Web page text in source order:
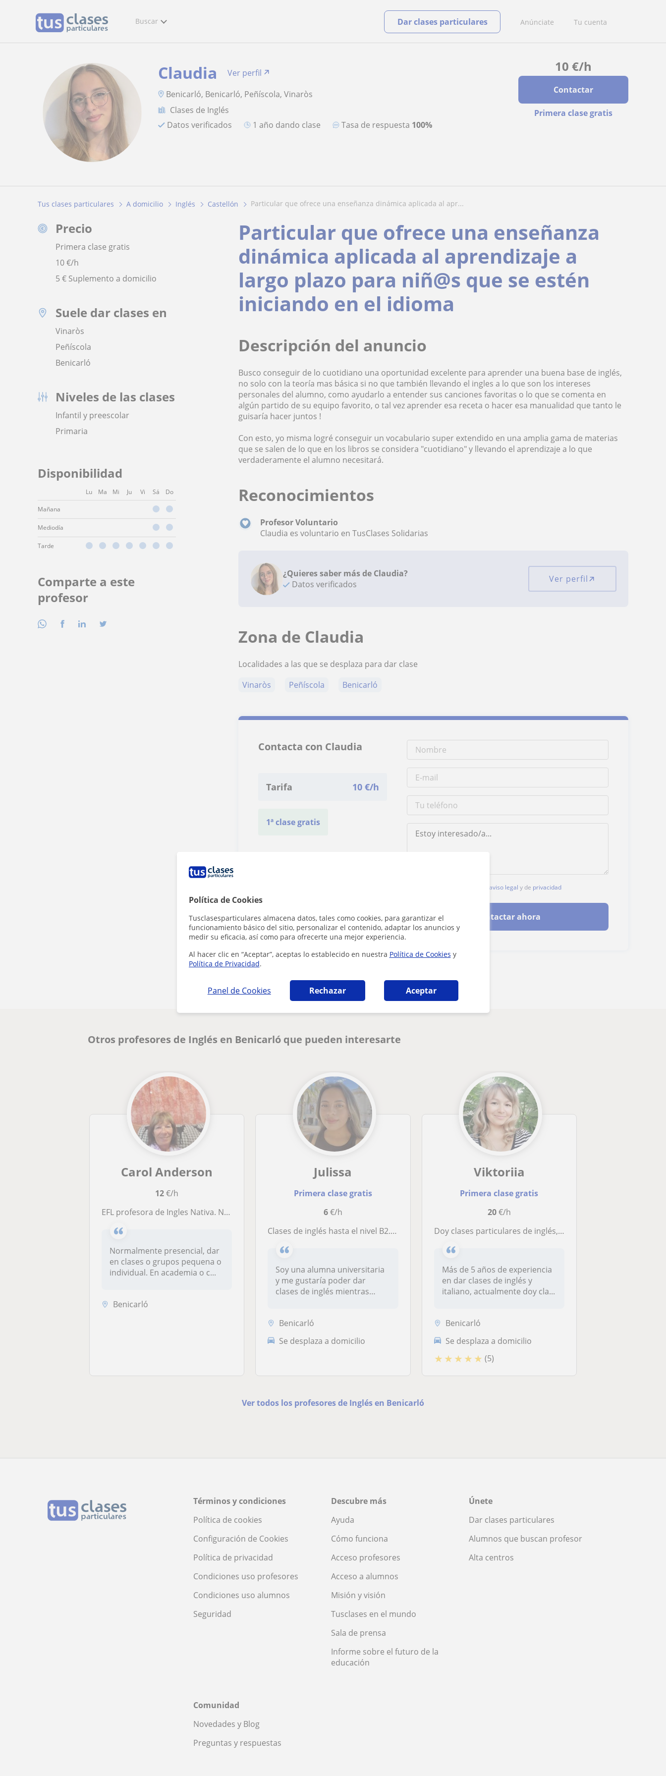
Política de Cookies
Tusclasesparticulares almacena datos, tales como cookies, para garantizar el
funcionamiento básico del sitio, personalizar el contenido, adaptar los anuncios y
medir su eficacia, así como para ofrecerte una mejor experiencia.
Al hacer clic en “Aceptar”, aceptas lo establecido en nuestra Política de Cookies y
Política de Privacidad.
Panel de Cookies Rechazar Aceptar
Buscar Anúnciate Tu cuenta
Dar clases particulares
10 €/h
Contactar
Primera clase gratis
Claudia
Ver perfil
Benicarló, Benicarló, Peñíscola, Vinaròs
Clases de Inglés
Datos verificados
1 año dando clase Tasa de respuesta 100%
Tus clases particulares A domicilio Inglés Castellón particular que ofrece una enseñanza dinámica aplicada al apr...
Precio
Primera clase gratis
10€/h
5 € Suplemento a domicilio
Suele dar clases en
Vinaròs
Peñíscola
Benicarló
Niveles de las clases
Infantil y preescolar
Primaria
Disponibilidad
Lu Ma Mi Ju Vi Sá Do
Mañana
Mediodía
Tarde
Comparte a este
profesor
Particular que ofrece una enseñanza
dinámica aplicada al aprendizaje a
largo plazo para niñ@s que se estén
iniciando en el idioma
Descripción del anuncio
Busco conseguir de lo cuotidiano una oportunidad excelente para aprender una buena base de inglés,
no solo con la teoría mas básica si no que también llevando el ingles a lo que son los intereses
personales del alumno, como ayudarlo a entender sus canciones favoritas o lo que se comenta en
algún partido de su equipo favorito, o tal vez aprender esa receta o hacer esa manualidad que tanto le
guisaría hacer juntos !
Con esto, yo misma logré conseguir un vocabulario super extendido en una amplia gama de materias
que se salen de lo que en los libros se considera "cuotidiano" y llevando el aprendizaje a lo que
verdaderamente el alumno necesitará.
Reconocimientos
Profesor Voluntario
Claudia es voluntario en TusClases Solidarias
¿Quieres saber más de Claudia?
Datos verificados
Ver perfil
Zona de Claudia
Localidades a las que se desplaza para dar clase
Vinaròs
Peñíscola Benicarló
Contacta con Claudia
Tarifa 10 €/h
1ª clase gratis
aviso legal y de privacidad
Contactar ahora
¿Hay algún error en este perfil?
Otros profesores de Inglés en Benicarló que pueden interesarte
Carol Anderson
12€/h
EFL profesora de Ingles Nativa. Nivels A2 + C1 y conversation. Cambridge examenes experiencia y mas qué 12 anos experiencia de enseñanza. Calificado y profesional. Benicarló o áreas circundantes, pero se reubicará para un puesto permanente
Normalmente presencial, dar
en clases o grupos pequena o
individual. En academia o c...
Benicarló
Julissa
Primera clase gratis
6€/h
Clases de inglés hasta el nivel B2. (Preescolar, primaria y ESO)
Soy una alumna universitaria
y me gustaría poder dar
clases de inglés mientras
Benicarló
Se desplaza a domicilio
Viktoriia
Primera clase gratis
20€/h
Doy clases particulares de inglés, italiano, ucraniano, ruso
Más de 5 años de experiencia
en dar clases de inglés y
italiano, actualmente doy cla...
Benicarló
Se desplaza a domicilio
★ ★ ★ ★ ★ (5)
Ver todos los profesores de Inglés en Benicarló
Términos y condiciones
Política de cookies
Configuración de Cookies
Política de privacidad
Condiciones uso profesores
Condiciones uso alumnos
Seguridad
Descubre más
Ayuda
Cómo funciona
Acceso profesores
Acceso a alumnos
Misión y visión
Tusclases en el mundo
Sala de prensa
Informe sobre el futuro de la
educación
Únete
Dar clases particulares
Alumnos que buscan profesor
Alta centros
Comunidad
Novedades y Blog
Preguntas y respuestas